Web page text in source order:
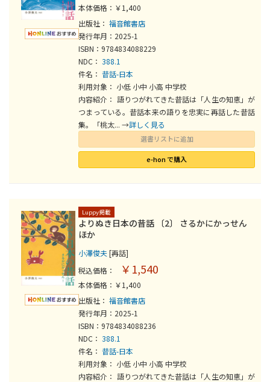
本体価格：￥1,400
出版社： 福音館書店
発行年月：2025-1
ISBN：9784834088229
NDC： 388.1
件名： 昔話-日本
利用対象： 小低 小中 小高 中学校
内容紹介： 語りつがれてきた昔話は「人生の知恵」が
つまっている。昔話本来の語りを忠実に再話した昔話
集。「桃太... →詳しく見る
選書リストに追加
e-hon で購入
Luppy掲載
よりぬき日本の昔話 〔2〕 さるかにかっせん
ほか
小澤俊夫[再話]
税込価格：
￥1,540
本体価格：￥1,400
出版社： 福音館書店
発行年月：2025-1
ISBN：9784834088236
NDC： 388.1
件名： 昔話-日本
利用対象： 小低 小中 小高 中学校
内容紹介： 語りつがれてきた昔話は「人生の知恵」が